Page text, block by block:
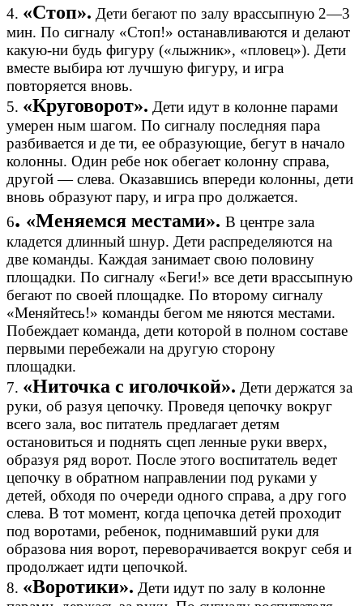
4. «Стоп». Дети бегают по залу врассыпную 2—3
мин. По сигналу «Стоп!» останавливаются и делают
какую-ни будь фигуру («лыжник», «пловец»). Дети
вместе выбира ют лучшую фигуру, и игра
повторяется вновь.
5. «Круговорот». Дети идут в колонне парами
умерен ным шагом. По сигналу последняя пара
разбивается и де ти, ее образующие, бегут в начало
колонны. Один ребе нок обегает колонну справа,
другой — слева. Оказавшись впереди колонны, дети
вновь образуют пару, и игра про должается.
6. «Меняемся местами». В центре зала
кладется длинный шнур. Дети распределяются на
две команды. Каждая занимает свою половину
площадки. По сигналу «Беги!» все дети врассыпную
бегают по своей площадке. По второму сигналу
«Меняйтесь!» команды бегом ме няются местами.
Побеждает команда, дети которой в полном составе
первыми перебежали на другую сторону
площадки.
7. «Ниточка с иголочкой». Дети держатся за
руки, об разуя цепочку. Проведя цепочку вокруг
всего зала, вос питатель предлагает детям
остановиться и поднять сцеп ленные руки вверх,
образуя ряд ворот. После этого воспитатель ведет
цепочку в обратном направлении под руками у
детей, обходя по очереди одного справа, а дру гого
слева. В тот момент, когда цепочка детей проходит
под воротами, ребенок, поднимавший руки для
образова ния ворот, переворачивается вокруг себя и
продолжает идти цепочкой.
8. «Воротики». Дети идут по залу в колонне